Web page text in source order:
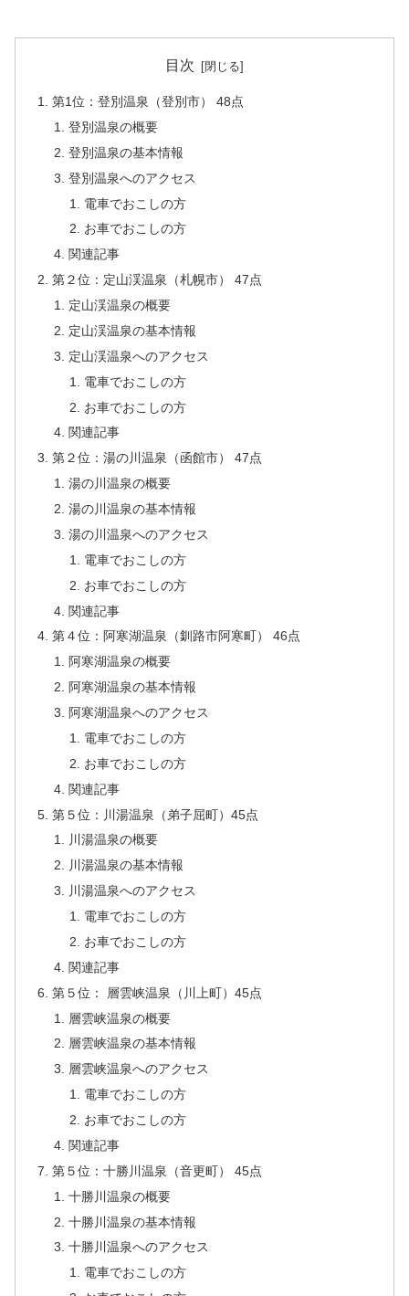
目次
第1位：登別温泉（登別市） 48点
登別温泉の概要
登別温泉の基本情報
登別温泉へのアクセス
電車でおこしの方
お車でおこしの方
関連記事
第２位：定山渓温泉（札幌市） 47点
定山渓温泉の概要
定山渓温泉の基本情報
定山渓温泉へのアクセス
電車でおこしの方
お車でおこしの方
関連記事
第２位：湯の川温泉（函館市） 47点
湯の川温泉の概要
湯の川温泉の基本情報
湯の川温泉へのアクセス
電車でおこしの方
お車でおこしの方
関連記事
第４位：阿寒湖温泉（釧路市阿寒町） 46点
阿寒湖温泉の概要
阿寒湖温泉の基本情報
阿寒湖温泉へのアクセス
電車でおこしの方
お車でおこしの方
関連記事
第５位：川湯温泉（弟子屈町）45点
川湯温泉の概要
川湯温泉の基本情報
川湯温泉へのアクセス
電車でおこしの方
お車でおこしの方
関連記事
第５位： 層雲峡温泉（川上町）45点
層雲峡温泉の概要
層雲峡温泉の基本情報
層雲峡温泉へのアクセス
電車でおこしの方
お車でおこしの方
関連記事
第５位：十勝川温泉（音更町） 45点
十勝川温泉の概要
十勝川温泉の基本情報
十勝川温泉へのアクセス
電車でおこしの方